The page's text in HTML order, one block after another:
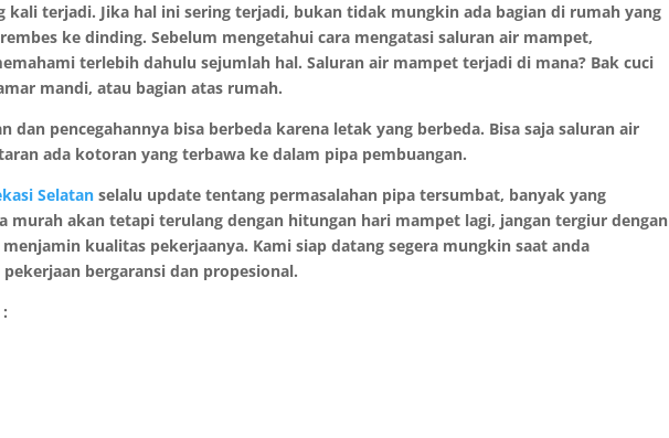
kali terjadi. Jika hal ini sering terjadi, bukan tidak mungkin ada bagian di rumah yang
ke dinding. Sebelum mengetahui cara mengatasi saluran air mampet,
terlebih dahulu sejumlah hal. Saluran air mampet terjadi di mana? Bak cuci
mandi, atau bagian atas rumah.
dan pencegahannya bisa berbeda karena letak yang berbeda. Bisa saja saluran air
ada kotoran yang terbawa ke dalam pipa pembuangan.
Selatan selalu update tentang permasalahan pipa tersumbat, banyak yang
murah akan tetapi terulang dengan hitungan hari mampet lagi, jangan tergiur dengan
kualitas pekerjaanya. Kami siap datang segera mungkin saat anda
pekerjaan bergaransi dan propesional.